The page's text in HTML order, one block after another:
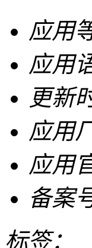
应用
应用
更新
应用
应用
备案
标签：